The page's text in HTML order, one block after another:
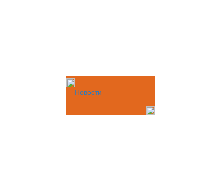
Новости